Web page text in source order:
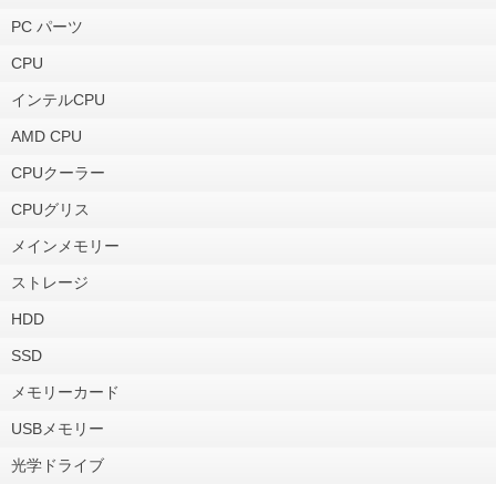
PC パーツ
CPU
インテルCPU
AMD CPU
CPUクーラー
CPUグリス
メインメモリー
ストレージ
HDD
SSD
メモリーカード
USBメモリー
光学ドライブ